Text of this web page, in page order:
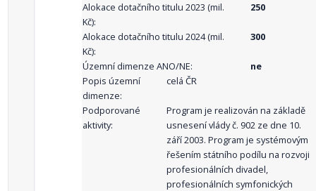
Alokace dotačního titulu 2023 (mil.
Kč):
250
Alokace dotačního titulu 2024 (mil.
Kč):
300
Územní dimenze ANO/NE:
ne
Popis územní
dimenze:
celá ČR
Podporované
aktivity:
Program je realizován na základě
usnesení vlády č. 902 ze dne 10.
září 2003. Program je systémovým
řešením státního podílu na rozvoji
profesionálních divadel,
profesionálních symfonických